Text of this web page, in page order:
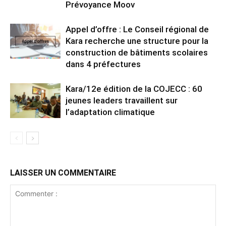
Prévoyance Moov
Appel d’offre : Le Conseil régional de
Kara recherche une structure pour la
construction de bâtiments scolaires
dans 4 préfectures
Kara/12e édition de la COJECC : 60
jeunes leaders travaillent sur
l’adaptation climatique
LAISSER UN COMMENTAIRE